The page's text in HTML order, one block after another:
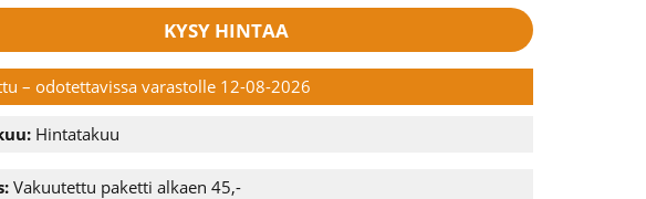
KYSY HINTAA
– odotettavissa varastolle 12-08-2026
Hintatakuu
Vakuutettu paketti alkaen 45,-